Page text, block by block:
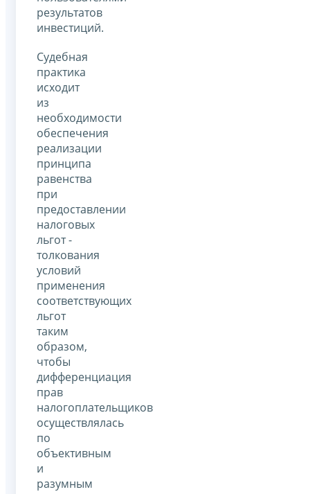
результатов
инвестиций.
Судебная
практика
исходит
из
необходимости
обеспечения
реализации
принципа
равенства
при
предоставлении
налоговых
льгот -
толкования
условий
применения
соответствующих
льгот
таким
образом,
чтобы
дифференциация
прав
налогоплательщиков
осуществлялась
по
объективным
и
разумным